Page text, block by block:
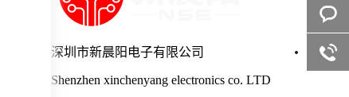
深圳市新晨阳电子有限公司
Shenzhen xinchenyang electronics co. LTD
在线咨
客服咨